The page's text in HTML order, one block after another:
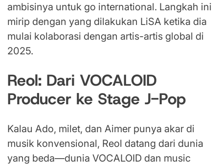
ambisinya untuk go international. Langkah ini
mirip dengan yang dilakukan LiSA ketika dia
mulai kolaborasi dengan artis-artis global di
2025.
Reol: Dari VOCALOID
Producer ke Stage J-Pop
Kalau Ado, milet, dan Aimer punya akar di
musik konvensional, Reol datang dari dunia
yang beda—dunia VOCALOID dan music